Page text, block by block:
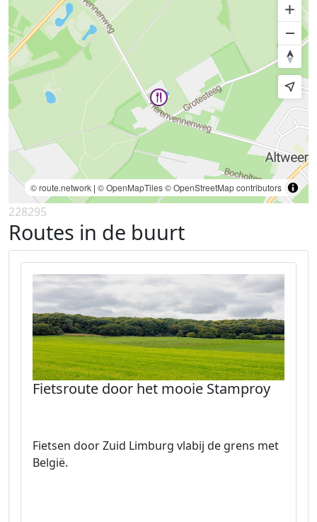
© route.network | © OpenMapTiles© OpenStreetMap contributors
228295
Routes in de buurt
Fietsroute door het mooie Stamproy
Fietsen door Zuid Limburg vlabij de grens met
België.